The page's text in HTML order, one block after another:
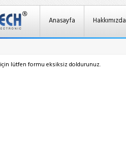
Anasayfa Hakkımızda
lütfen formu eksiksiz doldurunuz.